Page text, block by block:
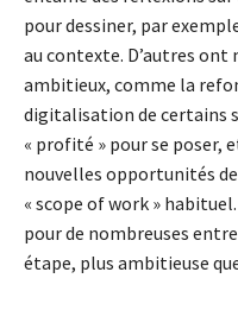
pour dessiner, par
au contexte. D’autres ont
ambitieux, comme la
digitalisation de certains
« profité » pour se poser,
nouvelles opportunités
« scope of work »
pour de nombreuses
étape, plus ambitieuse